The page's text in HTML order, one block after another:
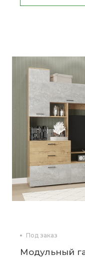
Под заказ
Модульный